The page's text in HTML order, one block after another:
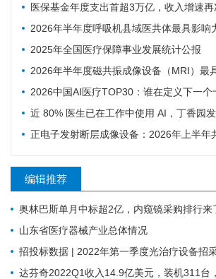
医保基金年度支出首超3万亿，收入增速再次反
2026年半年度呼吸机县域医共体最具影响力排行榜：迈瑞、科曼、德尔格排名前三，市场集中度
2025年全国医疗保障事业发展统计公报
2026年半年度磁共振成像设备（MRI）最具影响力排行榜：西门子、联影、GE排名前三，MAGNETOM Vida等型
2026中国AI医疗TOP30：谁在定义下一个十年的智
近 80% 医生已在工作中使用 AI，丁香园发布中国医生 AI
正电子发射断层成像设备：2026年上半年共中标54台，联影、GE医疗、锐世医疗
编辑推荐
奥林巴斯单月中标超2亿，内窥镜采购排行来
山东省医疗器械产业总体情况
招投标数据 | 2022年第一季度光治疗设备招采报告：为人光大狂揽2成
达芬奇2022Q1收入14.9亿美元，装机311台，手术量同步